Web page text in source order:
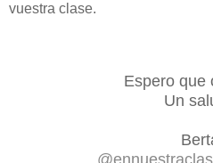
vuestra clase.
Espero que
Un